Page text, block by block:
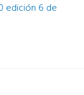
edición 6 de